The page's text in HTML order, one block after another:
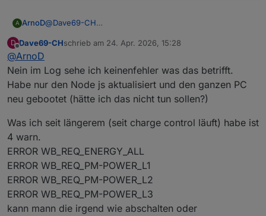
A ArnoD@Dave69-CH
Schnittstelle aus.
manuell einzutragen, da diese Werte dann nicht
aktualisiert werden.
Hast du mal im LOG geprüft ob da eventuell ein Fehler
angezeigt wird ?
D
Offline
Dave69-CHschrieb am 24. Apr. 2026, 15:28
zuletzt editiert von
@ArnoD
Nein im Log sehe ich keinenfehler was das betrifft.
Habe nur den Node js aktualisiert und den ganzen PC
neu gebootet (hätte ich das nicht tun sollen?)
Was ich seit längerem (seit charge control läuft) habe ist
4 warn.
ERROR WB_REQ_ENERGY_ALL
ERROR WB_REQ_PM-POWER_L1
ERROR WB_REQ_PM-POWER_L2
ERROR WB_REQ_PM-POWER_L3
kann mann die irgend wie abschalten oder